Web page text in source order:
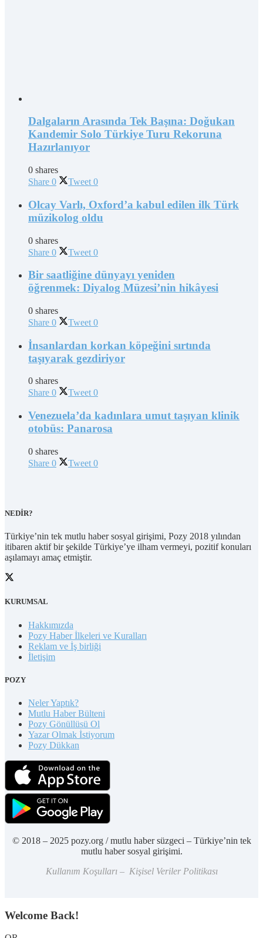
Dalgaların Arasında Tek Başına: Doğukan
Kandemir Solo Türkiye Turu Rekoruna
Hazırlanıyor
0 shares
Share 0 Tweet 0
Olcay Varlı, Oxford’a kabul edilen ilk Türk
müzikolog oldu
0 shares
Share 0 Tweet 0
Bir saatliğine dünyayı yeniden
öğrenmek: Diyalog Müzesi’nin hikâyesi
0 shares
Share 0 Tweet 0
İnsanlardan korkan köpeğini sırtında
taşıyarak gezdiriyor
0 shares
Share 0 Tweet 0
Venezuela’da kadınlara umut taşıyan klinik
otobüs: Panarosa
0 shares
Share 0 Tweet 0
NEDİR?
Türkiye’nin tek mutlu haber sosyal girişimi, Pozy 2018 yılından
itibaren aktif bir şekilde Türkiye’ye ilham vermeyi, pozitif konuları
aşılamayı amaç etmiştir.
KURUMSAL
Hakkımızda
Pozy Haber İlkeleri ve Kuralları
Reklam ve İş birliği
İletişim
POZY
Neler Yaptık?
Mutlu Haber Bülteni
Pozy Gönüllüsü Ol
Yazar Olmak İstiyorum
Pozy Dükkan
© 2018 – 2025 pozy.org / mutlu haber süzgeci – Türkiye’nin tek
mutlu haber sosyal girişimi.
Kullanım Koşulları – Kişisel Veriler Politikası
Welcome Back!